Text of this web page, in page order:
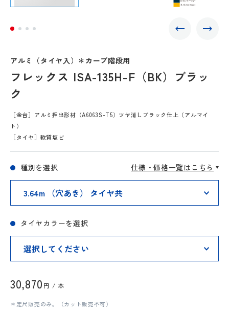
アルミ（タイヤ入）＊カーブ階段用
フレックス ISA-135H-F（BK）ブラッ
ク
［金台］アルミ押出形材（A6063S-T5）ツヤ消しブラック仕上（アルマイ
ト）
［タイヤ］軟質塩ビ
仕様・価格一覧はこちら
種別を選択
タイヤカラーを選択
30,870 円 / 本
＊定尺販売のみ。（カット販売不可）